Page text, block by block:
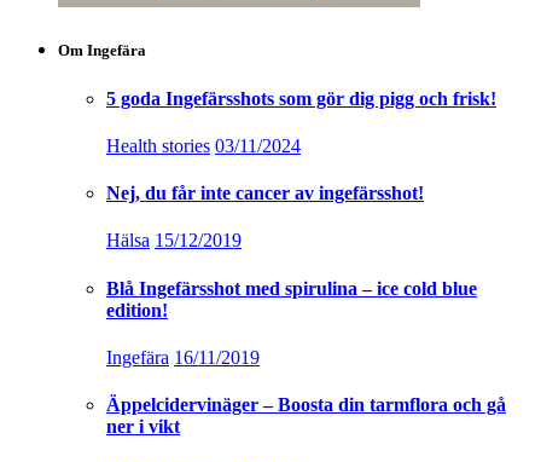
Om Ingefära
5 goda Ingefärsshots som gör dig pigg och frisk!
Health stories 03/11/2024
Nej, du får inte cancer av ingefärsshot!
Hälsa 15/12/2019
Blå Ingefärsshot med spirulina – ice cold blue
edition!
Ingefära 16/11/2019
Äppelcidervinäger – Boosta din tarmflora och gå
ner i vikt